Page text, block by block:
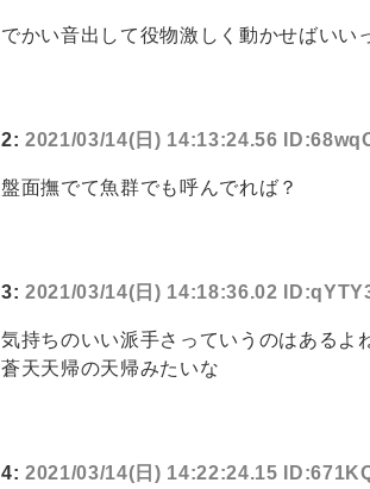
でかい音出して役物激しく動かせばいい
2: 2021/03/14(日) 14:13:24.56
盤面撫でて魚群でも呼んでれば？
3: 2021/03/14(日) 14:18:36.02
気持ちのいい派手さっていうのはあるよ
蒼天天帰の天帰みたいな
4: 2021/03/14(日) 14:22:24.15